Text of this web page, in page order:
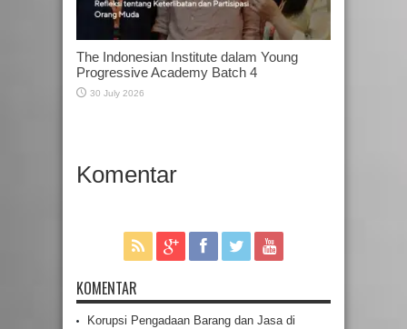
The Indonesian Institute dalam Young
Progressive Academy Batch 4
30 July 2026
Komentar
KOMENTAR
Korupsi Pengadaan Barang dan Jasa di